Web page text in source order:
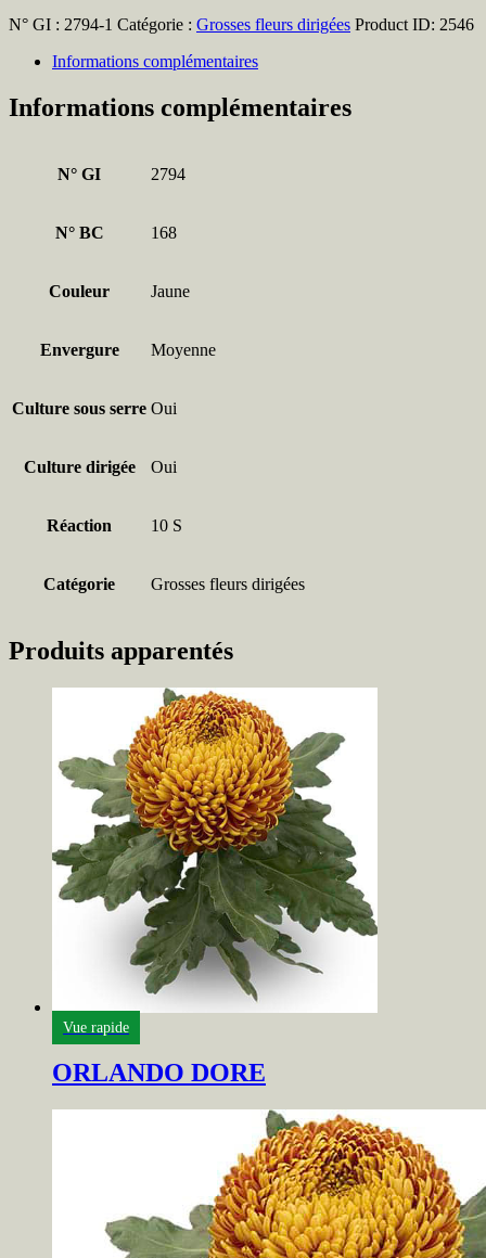
N° GI : 2794-1 Catégorie : Grosses fleurs dirigées Product ID: 2546
Informations complémentaires
Informations complémentaires
N° GI 2794
N° BC 168
Couleur Jaune
Envergure Moyenne
Culture sous serre Oui
Culture dirigée Oui
Réaction 10 S
Catégorie Grosses fleurs dirigées
Produits apparentés
Vue rapide
ORLANDO DORE